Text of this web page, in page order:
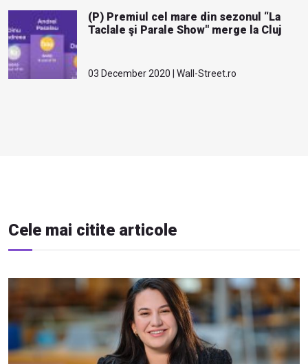
(P) Premiul cel mare din sezonul “La
Taclale şi Parale Show" merge la Cluj
03 December 2020 | Wall-Street.ro
Cele mai citite articole